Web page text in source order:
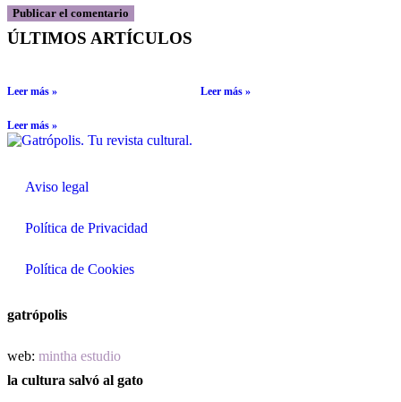
ÚLTIMOS ARTÍCULOS
Leer más » Leer más »
Leer más »
Aviso legal
Política de Privacidad
Política de Cookies
gatrópolis
web: mintha estudio
la cultura salvó al gato